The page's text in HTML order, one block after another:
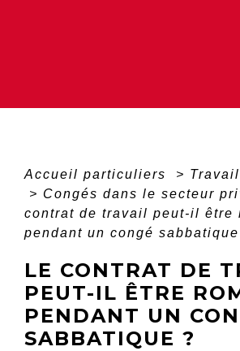
Accueil particuliers >
> Congés dans le secteur
contrat de travail peut-il être
pendant un congé
LE CONTRAT DE
PEUT-IL ÊTRE
PENDANT UN
SABBATIQUE ?